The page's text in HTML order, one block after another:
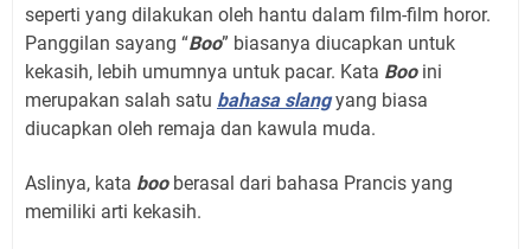
seperti yang dilakukan oleh hantu dalam film-film horor.
Panggilan sayang “Boo” biasanya diucapkan untuk
kekasih, lebih umumnya untuk pacar. Kata Booini
merupakan salah satu bahasa slangyang biasa
diucapkan oleh remaja dan kawula muda.
Aslinya, kata booberasal dari bahasa Prancis yang
memiliki arti kekasih.